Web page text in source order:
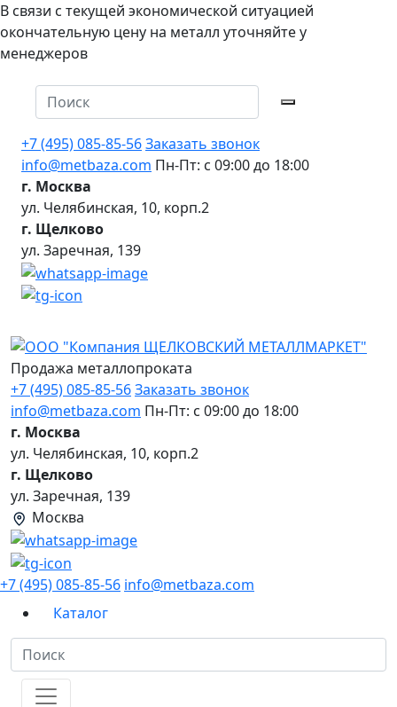
В связи с текущей экономической ситуацией
окончательную цену на металл уточняйте у
менеджеров
+7 (495) 085-85-56Заказать звонок
info@metbaza.com Пн-Пт: с 09:00 до 18:00
г. Москва
ул. Челябинская, 10, корп.2
г. Щелково
ул. Заречная, 139
Продажа металлопроката
+7 (495) 085-85-56Заказать звонок
info@metbaza.com Пн-Пт: с 09:00 до 18:00
г. Москва
ул. Челябинская, 10, корп.2
г. Щелково
ул. Заречная, 139
Москва
+7 (495) 085-85-56 info@metbaza.com
Каталог